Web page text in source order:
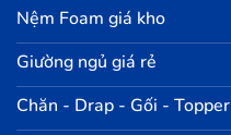
Nệm Foam giá kho
Giường ngủ giá rẻ
Chăn - Drap - Gối - Topper